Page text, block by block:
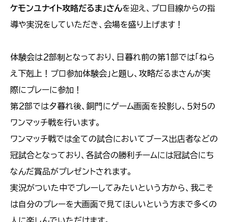
ケモンユナイト攻略だるま」さんを迎え、プロ目線からの指
導や実況をしていただき、会場を盛り上げます！
体験会は２部制となっており、日暮れ前の第１部では「ねら
え下剋上！プロ参加体験会」と題し、攻略だるまさんが実
際にプレーに参加！
第２部では夕暮れ後、銅門にゲーム画面を投影し、５対５の
ワンマッチ戦を行います。
ワンマッチ戦では全ての試合においてブース出店者などの
冠試合となっており、各試合の勝利チームには冠試合にち
なんだ賞品がプレゼントされます。
実況がついた中でプレーしてみたいという方から、我こそ
は自分のプレーを大画面で見てほしいという方まで多くの